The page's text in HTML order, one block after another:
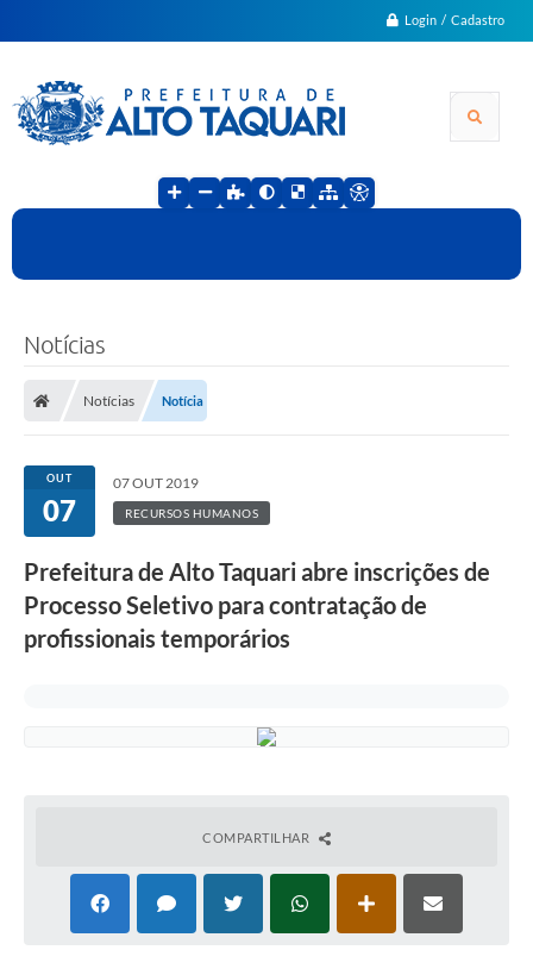
Login / Cadastro
Notícias
Notícias Notícia
OUT
07
07 OUT 2019
RECURSOS HUMANOS
Prefeitura de Alto Taquari abre inscrições de
Processo Seletivo para contratação de
profissionais temporários
COMPARTILHAR